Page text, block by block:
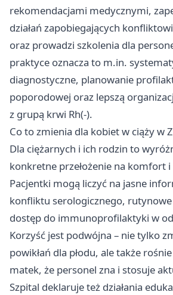
rekomendacjami medycznymi,
działań zapobiegających
oraz prowadzi szkolenia dla
praktyce oznacza to m.in.
diagnostyczne, planowanie
poporodowej oraz lepszą
z grupą krwi Rh(-).
Co to zmienia dla kobiet w ciąży w
Dla ciężarnych i ich rodzin to
konkretne przełożenie na komfort
Pacjentki mogą liczyć na jasne
konfliktu serologicznego,
dostęp do immunoprofilaktyki w
Korzyść jest podwójna – nie tylko
powikłań dla płodu, ale także
matek, że personel zna i stosuje
Szpital deklaruje też działania